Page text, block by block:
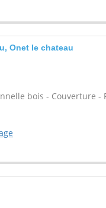
Onet le chateau
bois - Couverture -